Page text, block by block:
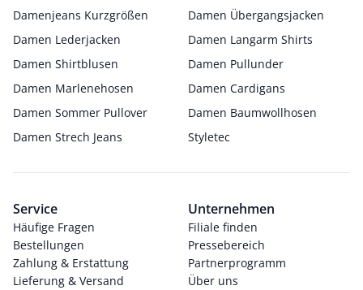
Damenjeans Kurzgrößen
Damen Übergangsjacken
Damen Lederjacken
Damen Langarm Shirts
Damen Shirtblusen
Damen Pullunder
Damen Marlenehosen
Damen Cardigans
Damen Sommer Pullover
Damen Baumwollhosen
Damen Strech Jeans
Styletec
Service
Häufige Fragen
Bestellungen
Zahlung & Erstattung
Lieferung & Versand
Unternehmen
Filiale finden
Pressebereich
Partnerprogramm
Über uns